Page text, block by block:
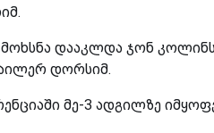
დააკლდა ჯონ
დორსიმ.
მე-3 ადგილზე